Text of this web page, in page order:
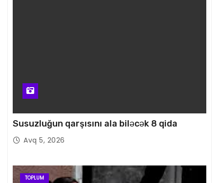
Susuzluğun qarşısını ala biləcək 8 qida
Avq 5, 2026
TOPLUM